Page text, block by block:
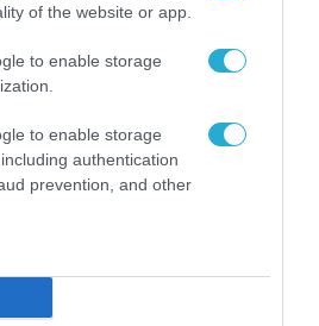
of the website or app.
to enable storage
to enable storage
authentication
prevention, and other
πεζοδρόμια» στην
παράνομα